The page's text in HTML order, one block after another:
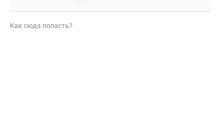
Как сюда попасть?